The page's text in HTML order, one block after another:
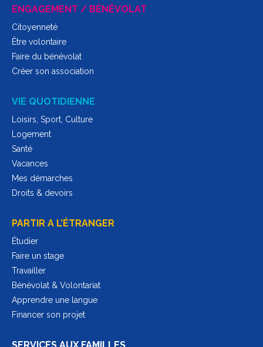
ENGAGEMENT / BÉNÉVOLAT
Citoyenneté
Être volontaire
Faire du bénévolat
Créer son association
VIE QUOTIDIENNE
Loisirs, Sport, Culture
Logement
Santé
Vacances
Mes démarches
Droits & devoirs
PARTIR A L’ÉTRANGER
Étudier
Faire un stage
Travailler
Bénévolat & Volontariat
Apprendre une langue
Financer son projet